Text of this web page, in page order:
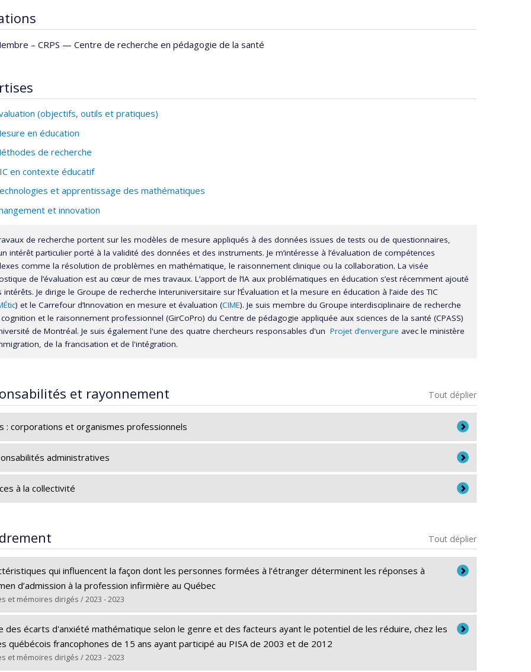
– CRPS — Centre de recherche en pédagogie de la santé
(objectifs, outils et pratiques)
en éducation
de recherche
en contexte éducatif
et apprentissage des mathématiques
et innovation
de recherche portent sur les modèles de mesure appliqués à des données issues de tests ou de questionnaires,
intérêt particulier porté à la validité des données et des instruments. Je m’intéresse à l’évaluation de compétences
comme la résolution de problèmes en mathématique, le raisonnement clinique ou la collaboration. La visée
de l’évaluation est au cœur de mes travaux. L’apport de l’IA aux problématiques en éducation s’est récemment ajouté
intérêts. Je dirige le Groupe de recherche Interuniversitaire sur l’Évaluation et la mesure en éducation à l’aide des TIC
) et le Carrefour d’Innovation en mesure et évaluation (CIME). Je suis membre du Groupe interdisciplinaire de recherche
et le raisonnement professionnel (GirCoPro) du Centre de pédagogie appliquée aux sciences de la santé (CPASS)
de Montréal. Je suis également l'une des quatre chercheurs responsables d'un Projet d’envergure avec le ministère
de la francisation et de l'intégration.
et rayonnement Tout déplier
: corporations et organismes professionnels
2014-2018 : Rédactrice canadienne de la
administratives
Vice-doyenne au développement et à la formation continue -
à la collectivité
Tout déplier
qui influencent la façon dont les personnes formées à l’étranger déterminent les réponses à
d’admission à la profession infirmière au Québec
et mémoires dirigés / 2023 - 2023
:Lemay, Chantal
: Doctorat
obtenu :Ph. D.
des écarts d'anxiété mathématique selon le genre et des facteurs ayant le potentiel de les réduire, chez les
québécois francophones de 15 ans ayant participé au PISA de 2003 et de 2012
et mémoires dirigés / 2023 - 2023